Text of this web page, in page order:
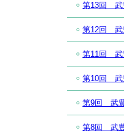
第13回 武
第12回 武
第11回 武
第10回 武
第9回 武
第8回 武